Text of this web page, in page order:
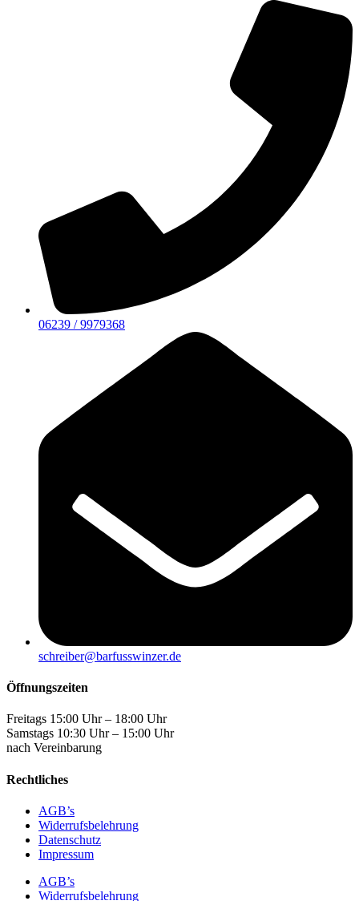
06239 / 9979368
schreiber@barfusswinzer.de
Öffnungszeiten
Freitags 15:00 Uhr – 18:00 Uhr
Samstags 10:30 Uhr – 15:00 Uhr
nach Vereinbarung
Rechtliches
AGB’s
Widerrufsbelehrung
Datenschutz
Impressum
AGB’s
Widerrufsbelehrung